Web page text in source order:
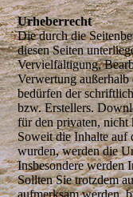
Urheberrecht
Die durch die
diesen Seiten
Vervielfältigung,
Verwertung außerhalb
bedürfen der
bzw. Erstellers.
für den privaten, nicht
Soweit die Inhalte auf
wurden, werden die
Insbesondere werden
Sollten Sie trotzdem
aufmerksam werden,